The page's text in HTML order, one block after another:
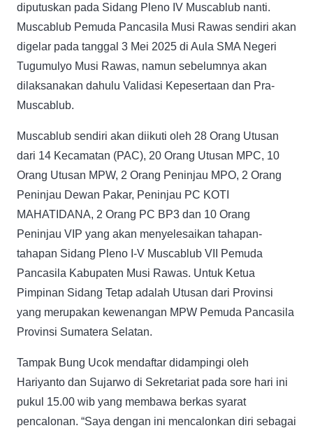
diputuskan pada Sidang Pleno IV Muscablub nanti.
Muscablub Pemuda Pancasila Musi Rawas sendiri akan
digelar pada tanggal 3 Mei 2025 di Aula SMA Negeri
Tugumulyo Musi Rawas, namun sebelumnya akan
dilaksanakan dahulu Validasi Kepesertaan dan Pra-
Muscablub.
Muscablub sendiri akan diikuti oleh 28 Orang Utusan
dari 14 Kecamatan (PAC), 20 Orang Utusan MPC, 10
Orang Utusan MPW, 2 Orang Peninjau MPO, 2 Orang
Peninjau Dewan Pakar, Peninjau PC KOTI
MAHATIDANA, 2 Orang PC BP3 dan 10 Orang
Peninjau VIP yang akan menyelesaikan tahapan-
tahapan Sidang Pleno I-V Muscablub VII Pemuda
Pancasila Kabupaten Musi Rawas. Untuk Ketua
Pimpinan Sidang Tetap adalah Utusan dari Provinsi
yang merupakan kewenangan MPW Pemuda Pancasila
Provinsi Sumatera Selatan.
Tampak Bung Ucok mendaftar didampingi oleh
Hariyanto dan Sujarwo di Sekretariat pada sore hari ini
pukul 15.00 wib yang membawa berkas syarat
pencalonan. “Saya dengan ini mencalonkan diri sebagai